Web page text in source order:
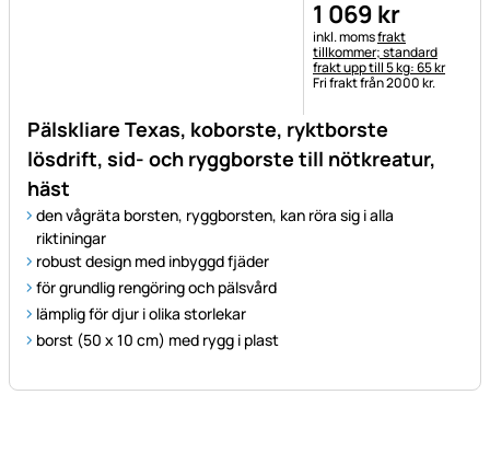
Pälskliare Texas, koborste, ryktborste
lösdrift, sid- och ryggborste till nötkreatur,
häst
den vågräta borsten, ryggborsten, kan röra sig i alla
riktiningar
robust design med inbyggd fjäder
för grundlig rengöring och pälsvård
lämplig för djur i olika storlekar
borst (50 x 10 cm) med rygg i plast
tillkommer; standard
frakt upp till 5 kg: 65 kr
Fri frakt från 2000 kr.